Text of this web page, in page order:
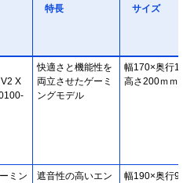
特長 サイズ
X
快適さと機能性を
両立させたゲーミ
ングモデル
幅170×奥行
高さ200ｍｍ
ミン
遮音性の高いエン
幅190×奥行90×